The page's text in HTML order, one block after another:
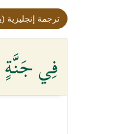
ترجمة
فِي جَنَّةٍ